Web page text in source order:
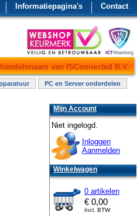
Contact
Informatiepagina's
van ISConnected B.V.
PC en Server onderdelen
Mijn Account
Niet ingelogd.
Inloggen
Aanmelden
Winkelwagen
0 artikelen
€ 0,00
Incl. BTW